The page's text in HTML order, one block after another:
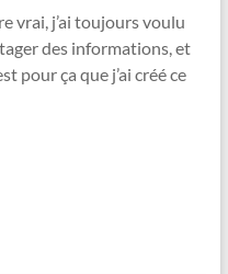
vrai, j’ai toujours voulu
des informations, et
pour ça que j’ai créé ce